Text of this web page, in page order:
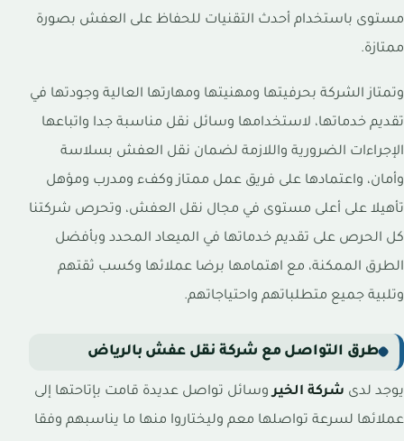
مستوى باستخدام أحدث التقنيات للحفاظ على العفش بصورة
ممتازة.
وتمتاز الشركة بحرفيتها ومهنيتها ومهارتها العالية وجودتها في
تقديم خدماتها، لاستخدامها وسائل نقل مناسبة جدا واتباعها
الإجراءات الضرورية واللازمة لضمان نقل العفش بسلاسة
وأمان، واعتمادها على فريق عمل ممتاز وكفء ومدرب ومؤهل
تأهيلا على أعلى مستوى في مجال نقل العفش، وتحرص شركتنا
كل الحرص على تقديم خدماتها في الميعاد المحدد وبأفضل
الطرق الممكنة، مع اهتمامها برضا عملائها وكسب ثقتهم
وتلبية جميع متطلباتهم واحتياجاتهم.
طرق التواصل مع شركة نقل عفش بالرياض
يوجد لدى شركة الخيروسائل تواصل عديدة قامت بإتاحتها إلى
عملائها لسرعة تواصلها معم وليختاروا منها ما يناسبهم وفقا